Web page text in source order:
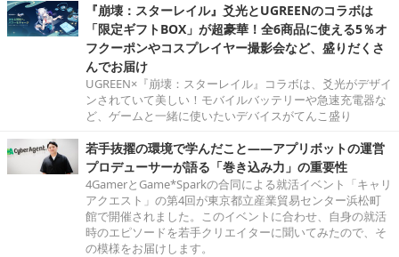
『崩壊：スターレイル』爻光とUGREENのコラボは
「限定ギフトBOX」が超豪華！全6商品に使える5％オ
フクーポンやコスプレイヤー撮影会など、盛りだくさ
んでお届け
UGREEN×『崩壊：スターレイル』コラボは、爻光がデザイ
ンされていて美しい！モバイルバッテリーや急速充電器な
ど、ゲームと一緒に使いたいデバイスがてんこ盛り
若手抜擢の環境で学んだこと――アプリボットの運営
プロデューサーが語る「巻き込み力」の重要性
4GamerとGame*Sparkの合同による就活イベント「キャリ
アクエスト」の第4回が東京都立産業貿易センター浜松町
館で開催されました。このイベントに合わせ、自身の就活
時のエピソードを若手クリエイターに聞いてみたので、そ
の模様をお届けします。